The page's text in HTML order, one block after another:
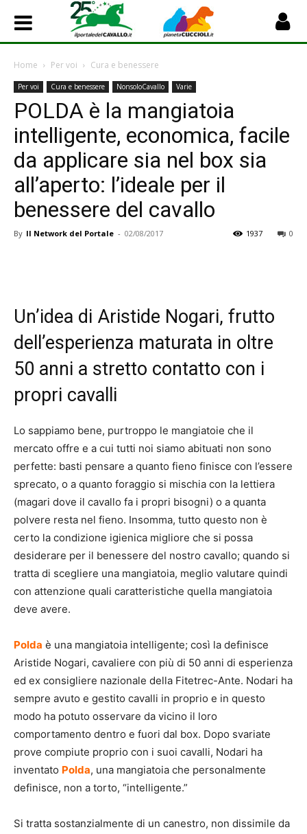
Home Per voi Cura e benessere
Per voi Cura e benessere NonsoloCavallo Varie
POLDA è la mangiatoia
intelligente, economica, facile
da applicare sia nel box sia
all’aperto: l’ideale per il
benessere del cavallo
By Il Network del Portale - 02/08/2017 0
1937
Un’idea di Aristide Nogari, frutto
dell’esperienza maturata in oltre
50 anni a stretto contatto con i
propri cavalli
Lo sappiamo bene, purtroppo le mangiatoie che il
mercato offre e a cui tutti noi siamo abituati non sono
perfette: basti pensare a quanto fieno finisce con l’essere
sprecato, o a quanto foraggio si mischia con la lettiera
(magari dove il cavallo fa i propri bisogni) o a quanta
polvere resta nel fieno. Insomma, tutto questo non è
certo la condizione igienica migliore che si possa
desiderare per il benessere del nostro cavallo; quando si
tratta di scegliere una mangiatoia, meglio valutare quindi
con attenzione quali caratteristiche quella mangiatoia
deve avere.
Polda è una mangiatoia intelligente; così la definisce
Aristide Nogari, cavaliere con più di 50 anni di esperienza
ed ex consigliere nazionale della Fitetrec-Ante. Nodari ha
sempre avuto e gestito cavalli in proprio e in questo
modo ha potuto osservare da vicino il loro
comportamento dentro e fuori dal box. Dopo svariate
prove compiute proprio con i suoi cavalli, Nodari ha
inventato Polda, una mangiatoia che personalmente
definisce, non a torto, “intelligente.”
Si tratta sostanzialmente di un canestro, non dissimile da